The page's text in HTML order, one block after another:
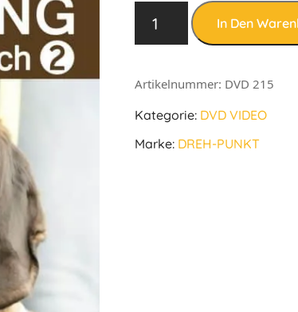
In Den
Artikelnummer: DVD 215
Kategorie: DVD VIDEO
Marke: DREH-PUNKT